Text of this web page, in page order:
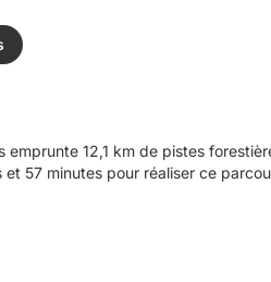
12,1 km de pistes
57 minutes pour réaliser ce